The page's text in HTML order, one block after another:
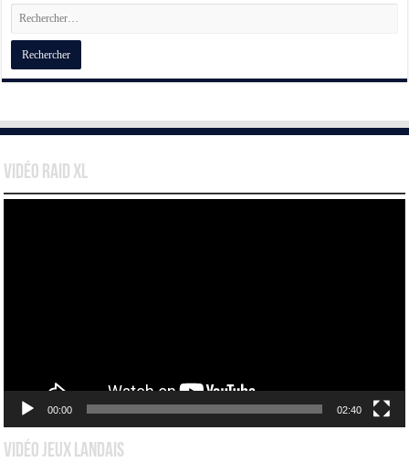
Vidéo Raid XL
00:00 02:40
Vidéo Jeux Landais